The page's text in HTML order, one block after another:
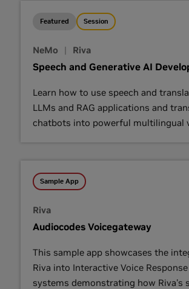
Featured Session
NeMo | Riva
Speech and Generative AI
Learn how to use speech and
LLMs and RAG applications and
chatbots into powerful multilingual
Sample App
Riva
Audiocodes Voicegateway
This sample app showcases the
Riva into Interactive Voice Response
systems demonstrating how Riva's